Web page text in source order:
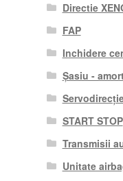
Directie
FAP
Inchidere
Șasiu -
START STOP
Transmisii
Unitate